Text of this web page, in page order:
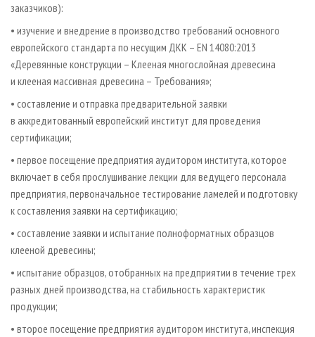
заказчиков):
• изучение и внедрение в производство требований основного
европейского стандарта по несущим ДКК – EN 14080:2013
«Деревянные конструкции – Клееная многослойная древесина
и клееная массивная древесина – Требования»;
• составление и отправка предварительной заявки
в аккредитованный европейский институт для проведения
сертификации;
• первое посещение предприятия аудитором института, которое
включает в себя прослушивание лекции для ведущего персонала
предприятия, первоначальное тестирование ламелей и подготовку
к составления заявки на сертификацию;
• составление заявки и испытание полноформатных образцов
клееной древесины;
• испытание образцов, отобранных на предприятии в течение трех
разных дней производства, на стабильность характеристик
продукции;
• второе посещение предприятия аудитором института, инспекция